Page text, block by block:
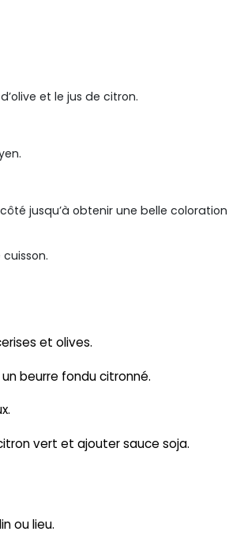
et le jus de citron.
jusqu’à obtenir une belle coloration
et olives.
un beurre fondu citronné.
vert et ajouter sauce soja.
ou lieu.